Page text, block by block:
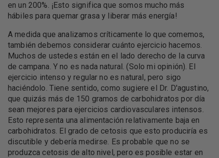
en un 200%. ¡Esto significa que somos mucho más
hábiles para quemar grasa y liberar más energía!
A medida que analizamos críticamente lo que comemos,
también debemos considerar cuánto ejercicio hacemos.
Muchos de ustedes están en el lado derecho de la curva
de campana. Y no es nada natural. (Solo mi opinión). El
ejercicio intenso y regular no es natural, pero sigo
haciéndolo. Tiene sentido, como sugiere el Dr. D'agustino,
que quizás más de 150 gramos de carbohidratos por día
sean mejores para ejercicios cardiovasculares intensos.
Esto representa una alimentación relativamente baja en
carbohidratos. El grado de cetosis que esto produciría es
discutible y debería medirse. Es probable que no se
produzca cetosis de alto nivel, pero es posible estar en